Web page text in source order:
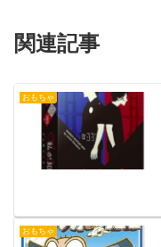
関連記事
おもちゃ
おもちゃ